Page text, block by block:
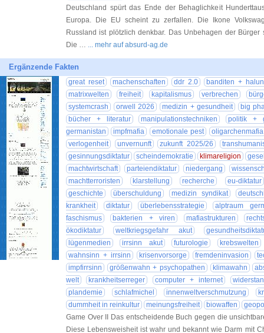
Deutschland spürt das Ende der Behaglichkeit
Europa. Die EU scheint zu zerfallen. Die Ikone
Russland ist plötzlich denkbar. Das Unbehagen der
Die … ... mehr auf absurd-ag.de
Ergänzende Fakten
great reset machenschaften ddr 2.0
banditen +
matrixwelten
freiheit kapitalismus verbrechen
systemcrash
orwell 2026 medizin + gesundheit
big
bücher + literatur
manipulationstechniken
politik +
germanistan
impfmafia emotionale pest
oligarchenmafia
verlogenheit
unvernunft zukunft 2025/26
gesinnungsdiktatur
scheindemokratie klimareligion
machtwirtschaft
parteiendiktatur niedergang
machtterroristen
klarstellung recherche
eu-diktatur
geschichte
überschuldung medizin syndikat
krankheit
diktatur überlebensstrategie
alptraum
faschismus
bakterien + viren mafiastrukturen
ökodiktatur
weltkriegsgefahr akut
lügenmedien
irrsinn akut futurologie
krebswelten
wahnsinn + irrsinn
krisenvorsorge fremdeninvasion
impfirrsinn
größenwahn + psychopathen klimawahn
welt
krankheitserreger computer + internet
plandemie
schlafmichel innenweltverschmutzung
dummheit in reinkultur
meinungsfreiheit biowaffen
Game Over II Das entscheidende Buch gegen die
Diese Lebensweisheit ist wahr und bekannt wie Darm mit